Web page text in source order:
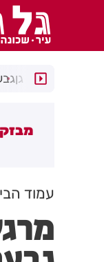
רמת גן
פצוע בהתהפכות רכב
עמוד